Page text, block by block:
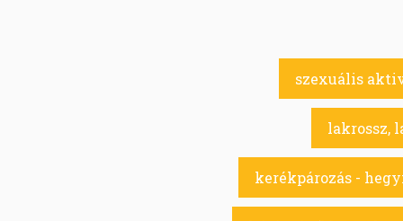
szexuális
lakrossz,
kerékpározás -